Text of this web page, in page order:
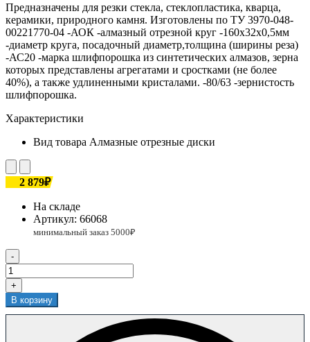
Предназначены для резки стекла, стеклопластика, кварца,
керамики, природного камня. Изготовлены по ТУ 3970-048-
00221770-04 -АОК -алмазный отрезной круг -160х32х0,5мм
-диаметр круга, посадочный диаметр,толщина (ширины реза)
-АС20 -марка шлифпорошка из синтетических алмазов, зерна
которых представлены агрегатами и сростками (не более
40%), а также удлиненными кристалами. -80/63 -зернистость
шлифпорошка.
Характеристики
Вид товара Алмазные отрезные диски
2 879₽
На складе
Артикул: 66068
-
+
В корзину